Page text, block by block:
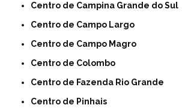
Centro de Campina Grande do Sul
Centro de Campo Largo
Centro de Campo Magro
Centro de Colombo
Centro de Fazenda Rio Grande
Centro de Pinhais